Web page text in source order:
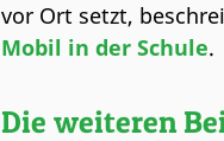
vor Ort setzt,
Mobil in der Schule.
Die weiteren